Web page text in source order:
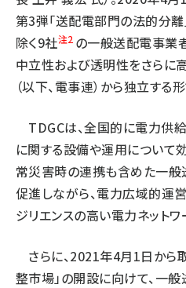
第3弾「送配電部門の法的分離
除く9社注2 の一般送配電事業
中立性および透明性をさらに
（以下、電事連）から独立する
TDGCは、全国的に電力供
に関する設備や運用について
常災害時の連携も含めた一
促進しながら、電力広域的運
ジリエンスの高い電力ネットワ
さらに、2021年4月1日から
整市場」の開設に向けて、一